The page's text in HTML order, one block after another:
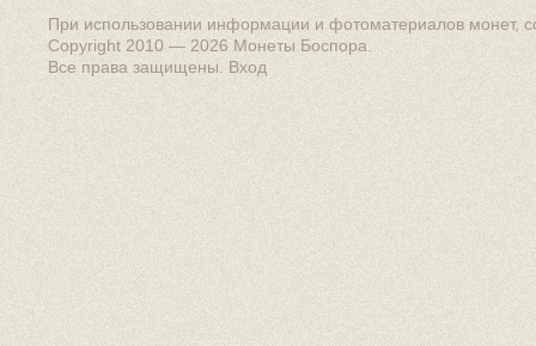
При использовании информации и фотоматериалов монет,
Copyright 2010 — 2026 Монеты Боспора
Все права защищены. Вход